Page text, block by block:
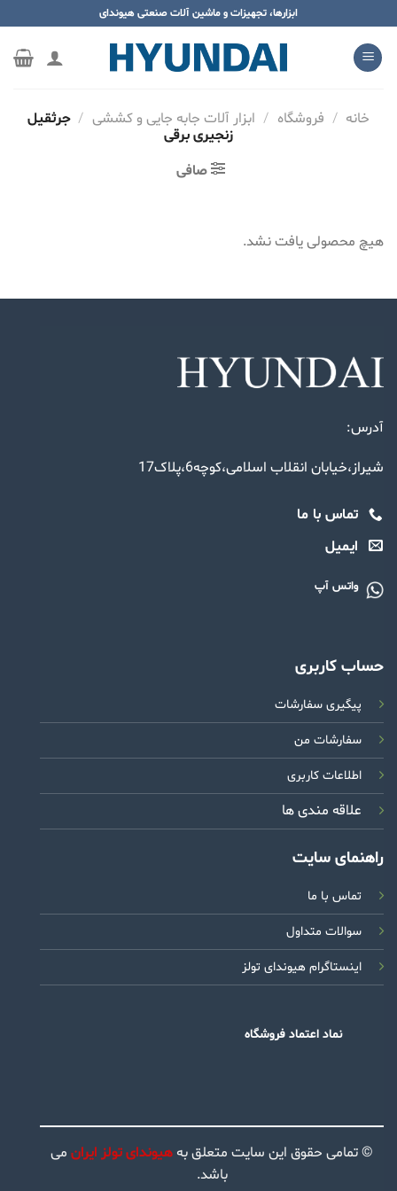
محتوا
بروید
ابزارها، تجهیزات و ماشین آلات صنعتی هیوندای
خانه / فروشگاه / ابزار آلات جابه جایی و کششی / جرثقیل
زنجیری برقی
صافی
هیچ محصولی یافت نشد.
آدرس:
شیراز،خیابان انقلاب اسلامی،کوچه6،پلاک17
تماس با ما
ایمیل
واتس آپ
حساب کاربری
پیگیری سفارشات
سفارشات من
اطلاعات کاربری
علاقه مندی ها
راهنمای سایت
تماس با ما
سوالات متداول
اینستاگرام هیوندای تولز
نماد اعتماد فروشگاه
© تمامی حقوق این سایت متعلق به هیوندای تولز ایران می
باشد.